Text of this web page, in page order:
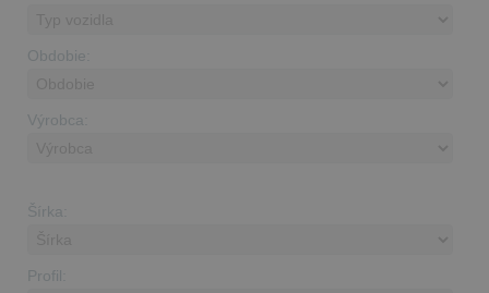
Obdobie:
Výrobca:
Šírka:
Profil: